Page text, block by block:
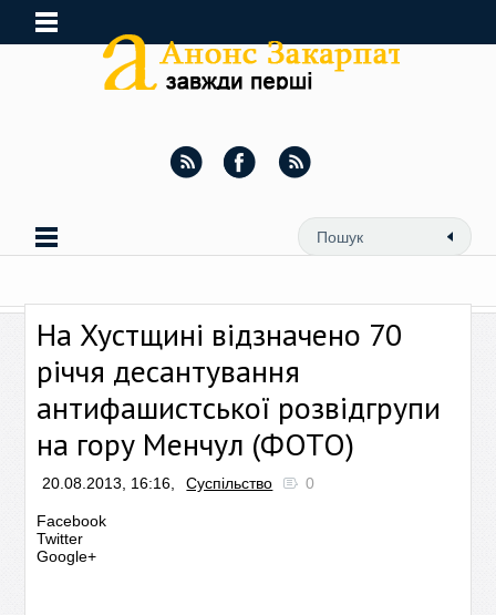
На Хустщині відзначено 70
річчя десантування
антифашистської розвідгрупи
на гору Менчул (ФОТО)
20.08.2013, 16:16, Суспільство 0
Facebook
Twitter
Google+